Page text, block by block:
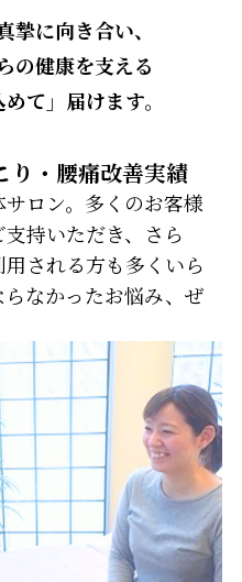
摯に向き合い、
の健康を支える
て」届けます。
り・腰痛改善実績
ロン。多くのお客様
持いただき、さら
される方も多くいら
なかったお悩み、ぜ